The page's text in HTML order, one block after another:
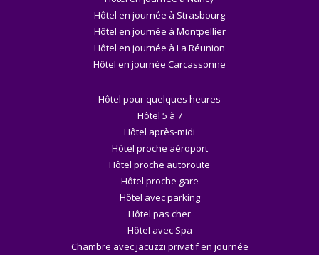
Hôtel en journée à Strasbourg
Hôtel en journée à Montpellier
Hôtel en journée à La Réunion
Hôtel en journée Carcassonne
Hôtel pour quelques heures
Hôtel 5 à 7
Hôtel après-midi
Hôtel proche aéroport
Hôtel proche autoroute
Hôtel proche gare
Hôtel avec parking
Hôtel pas cher
Hôtel avec Spa
Chambre avec jacuzzi privatif en journée